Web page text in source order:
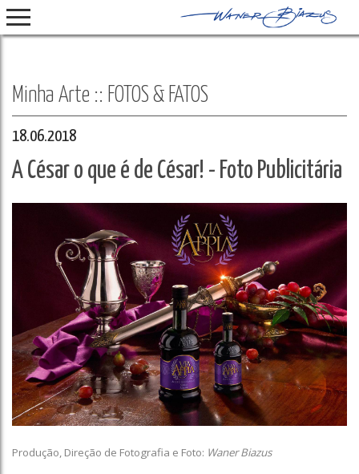
Minha Arte :: FOTOS & FATOS
18.06.2018
A César o que é de César! - Foto Publicitária
Produção, Direção de Fotografia e Foto: Waner Biazus
Select Language